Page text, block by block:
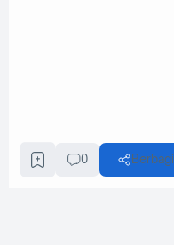
0 Berbagi